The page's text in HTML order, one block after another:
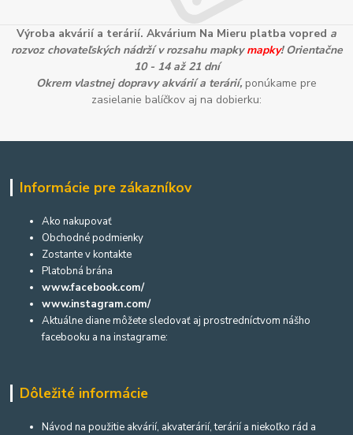
Výroba akvárií a terárií. Akvárium Na Mieru platba vopred a
rozvoz chovateľských nádrží v rozsahu mapkymapky! Orientačne
10 - 14 až 21 dní
Okrem vlastnej dopravy akvárií a terárií, ponúkame pre
zasielanie balíčkov aj na dobierku:
Informácie pre zákazníkov
Ako nakupovať
Obchodné podmienky
Zostante v kontakte
Platobná brána
www.facebook.com/
www.instagram.com/
Aktuálne diane môžete sledovať aj prostredníctvom nášho
facebooku a na instagrame:
Dôležité informácie
Návod na použitie akvárií, akvaterárií, terárií a niekoľko rád a